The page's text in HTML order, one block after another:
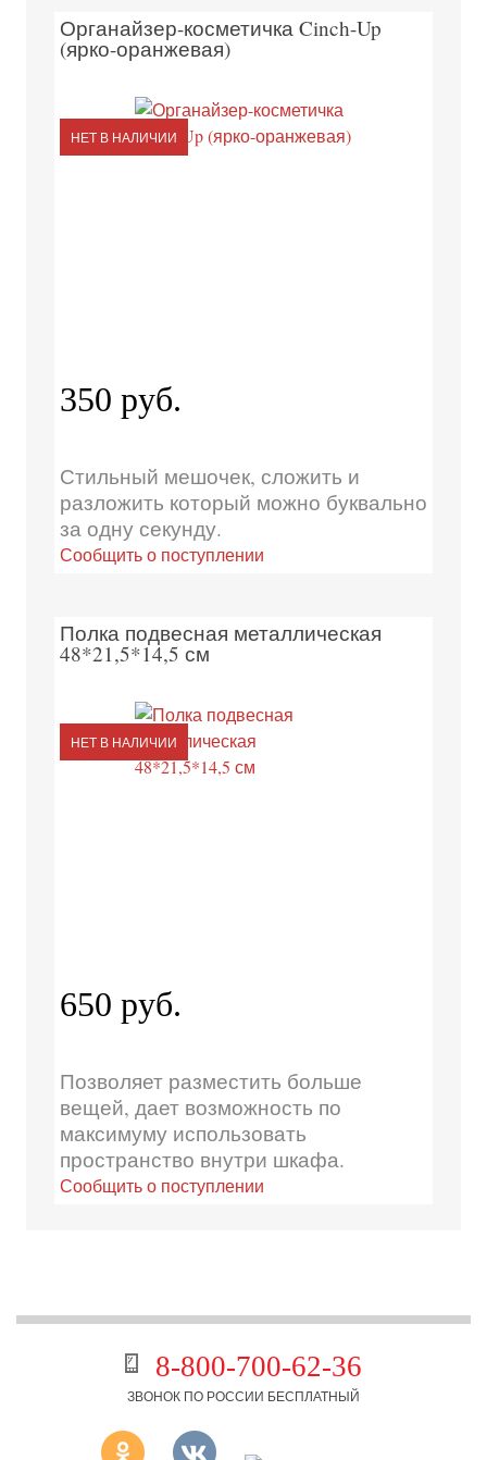
Органайзер-косметичка Cinch-Up
(ярко-оранжевая)
НЕТ В НАЛИЧИИ
350 руб.
Стильный мешочек, сложить и
разложить который можно буквально
за одну секунду.
Сообщить о поступлении
Полка подвесная металлическая
48*21,5*14,5 см
НЕТ В НАЛИЧИИ
650 руб.
Позволяет разместить больше
вещей, дает возможность по
максимуму использовать
пространство внутри шкафа.
Сообщить о поступлении
8-800-700-62-36
ЗВОНОК ПО РОССИИ БЕСПЛАТНЫЙ